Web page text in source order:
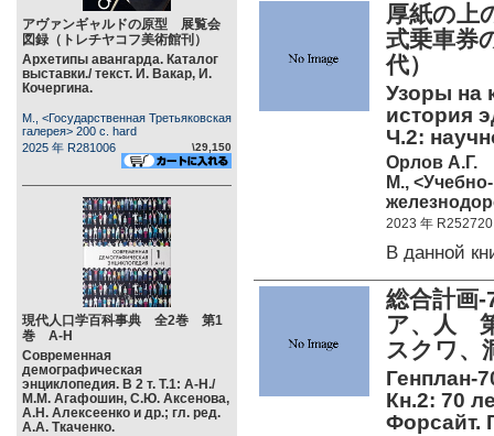
アヴァンギャルドの原型 展覧会
図録（トレチヤコフ美術館刊）
Архетипы авангарда. Каталог
выставки./ текст. И. Вакар, И.
Кочергина.
М., <Государственная Третьяковская
галерея> 200 c. hard
2025 年 R281006
\29,150
現代人口学百科事典 全2巻 第1
巻 А-Н
Современная
демографическая
энциклопедия. В 2 т. Т.1: А-Н./
М.М. Агафошин, С.Ю. Аксенова,
А.Н. Алексеенко и др.; гл. ред.
А.А. Ткаченко.
厚紙の上
式乗車券
代）
Узоры на
история
Ч.2:
Орлов А.Г.
М.,
2023 年 R252720
В данной
総合計
ア、人
スクワ、
Генплан-
Кн.2: 70
Форсайт.